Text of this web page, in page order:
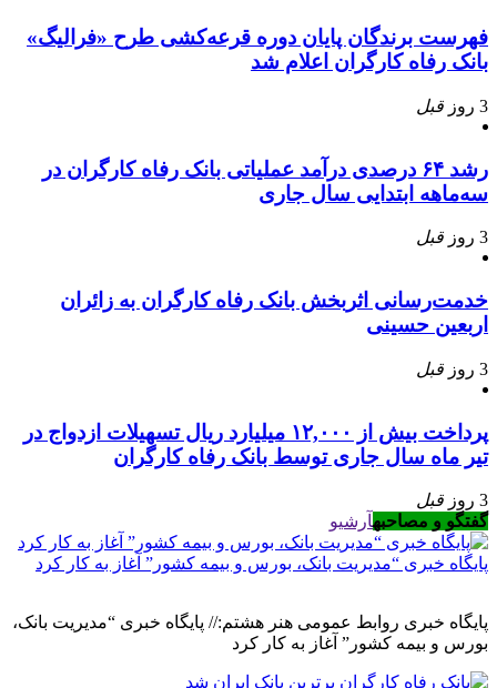
فهرست برندگان پایان دوره قرعه‌کشی طرح «فرالیگ»
بانک رفاه کارگران اعلام شد
3 روز قبل
رشد ۶۴ درصدی درآمد عملیاتی بانک رفاه کارگران در
سه‌ماهه ابتدایی سال جاری
3 روز قبل
خدمت‌رسانی اثربخش بانک رفاه کارگران به زائران
اربعین حسینی
3 روز قبل
پرداخت بیش از ۱۲,۰۰۰ میلیارد ریال تسهیلات ازدواج در
تیر ماه سال جاری توسط بانک رفاه کارگران
3 روز
قبل
گفتگو و مصاحبهآرشیو
پایگاه خبری “مدیریت بانک، بورس و بیمه کشور” آغاز به کار کرد
پایگاه خبری روابط عمومی هنر هشتم:// پایگاه خبری “مدیریت بانک،
بورس و بیمه کشور” آغاز به کار کرد